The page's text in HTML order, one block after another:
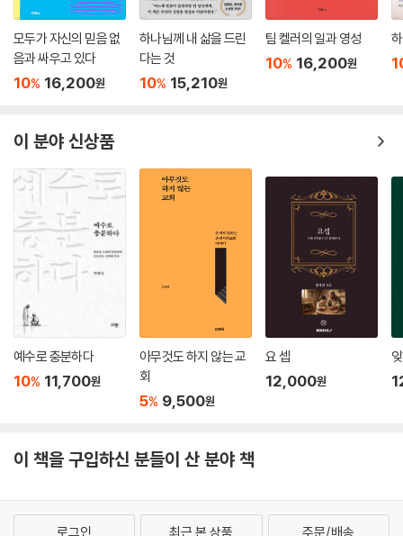
주적 전투에 참전하는 것과 같다. 폴리슨은 우리가 임하는 전투가 자연주
로 싸우는 것임을 일깨워 준다. 그는 임박한 죽음의 그림자와 치열하게 싸
우는 중에도 하나님의 말씀 안에서 찾을 수 있는 평안으로 쉴 수 있도록 우
리를 인도하면서 자신의 투명하면서도 연약한 믿음을 드러낸다. 설명은 정
그의 충고를 들으며 시기적절한 그의 성경적 상담 내용을 잘 지켜나가길
- T. 데일 존슨 주니어 (공인 성서 상담가 협회 상임이사)
풀리슨이 마지막으로 쓴 이 책은 우리에게 놀라운 선물이다. 그의 친근한
목소리는 언제나 그랬듯이 영적 실체의 한 점과 삶의 현주소의 한 점을 정
성스럽게 이어 준다. 그의 말을 잘 들어보라. 영적 전쟁은 이따금씩 일어나
는 특이한 현상이 아니다. 모든 사람이 겪는 핵심 딜레마다. 이 책은 단순히
우리가 계속해서 겪는 전쟁을 묘사하는 것으로 끝나지 않는다. 믿고 회개
하고 사랑하기 위해 어떻게 끝까지 싸워야 하는지 보여 준다. 그리고 개인
적으로 혹은 그의 사역을 통해 그를 사랑하는 사람이라면 눈물 없이 이 책
의 마지막 장까지 읽을 수 없을 것이다.
- 스티브 미즐리 (영국 성서 상담 협회 상임이사, 케임브리지 크라이스트 교회 원로목
이라고 꼽고 싶다. 목회적이면서, 에베소서와 사탄의 현실적인 전략 사이
모두가 자신의 믿음 없
음과 싸우고 있다
10% 16,200원
하나님께 내 삶을 드린
다는 것
10% 15,210원
팀 켈러의 일과 영성
10% 16,200원
이 분야 신상품
예수로 충분하다
10% 11,700원
아무것도 하지 않는 교
회
5% 9,500원
요 셉
12,000원
이 책을 구입하신 분들이 산 분야 책
로그인 최근 본 상품 주문/배송